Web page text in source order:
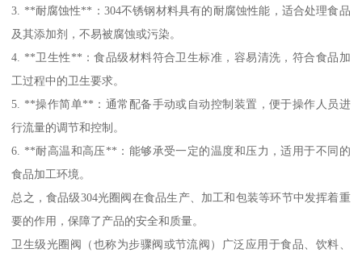
3. **耐腐蚀性**：304不锈钢材料具有的耐腐蚀性能，适合处理食品
及其添加剂，不易被腐蚀或污染。
4. **卫生性**：食品级材料符合卫生标准，容易清洗，符合食品加
工过程中的卫生要求。
5. **操作简单**：通常配备手动或自动控制装置，便于操作人员进
行流量的调节和控制。
6. **耐高温和高压**：能够承受一定的温度和压力，适用于不同的
食品加工环境。
总之，食品级304光圈阀在食品生产、加工和包装等环节中发挥着重
要的作用，保障了产品的安全和质量。
卫生级光圈阀（也称为步骤阀或节流阀）广泛应用于食品、饮料、